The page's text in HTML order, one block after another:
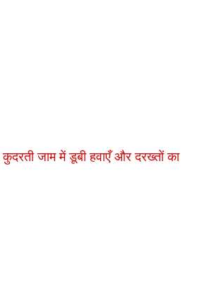
जाम में डूबी हवाएँ और दरख्तों का